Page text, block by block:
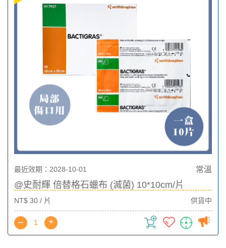
最近效期：2028-10-01 常溫
@史耐輝 倍替格石蠟布 (滅菌) 10*10cm/片
NT$ 30 / 片 供貨中
– +